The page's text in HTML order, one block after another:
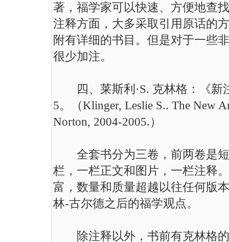
著，福学家可以快速、方便地查
注释方面，大多采取引用原话的
附有详细的书目。但是对于一些
很少加注。
四、莱斯利·S. 克林格：《新
5。（Klinger, Leslie S.. The New
Norton, 2004-2005.）
全套书分为三卷，前两卷是短
栏，一栏正文和图片，一栏注释
富，数量和质量超越以往任何版
林-古尔德之后的福学观点。
除注释以外，书前有克林格的